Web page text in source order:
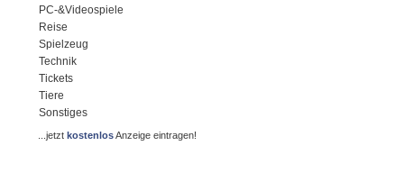
PC-&Videospiele
Reise
Spielzeug
Technik
Tickets
Tiere
Sonstiges
...jetztkostenlosAnzeige eintragen!